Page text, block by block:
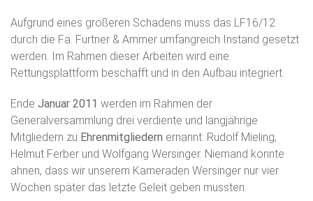
Aufgrund eines größeren Schadens muss das LF16/12
durch die Fa. Furtner & Ammer umfangreich Instand gesetzt
werden. Im Rahmen dieser Arbeiten wird eine
Rettungsplattform beschafft und in den Aufbau integriert.
Ende Januar 2011 werden im Rahmen der
Generalversammlung drei verdiente und langjährige
Mitgliedern zu Ehrenmitgliedern ernannt: Rudolf Mieling,
Helmut Ferber und Wolfgang Wersinger. Niemand konnte
ahnen, dass wir unserem Kameraden Wersinger nur vier
Wochen später das letzte Geleit geben mussten.